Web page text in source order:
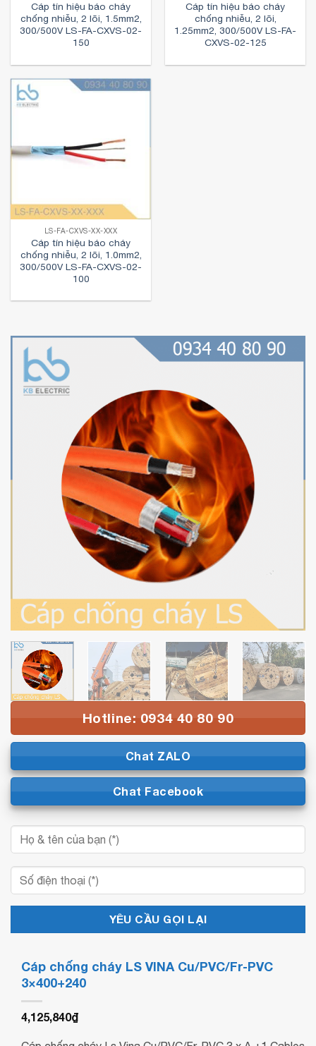
Cáp tín hiệu báo cháy
chống nhiễu, 2 lõi, 1.5mm2,
300/500V LS-FA-CXVS-02-
150
Cáp tín hiệu báo cháy
chống nhiễu, 2 lõi,
1.25mm2, 300/500V LS-FA-
CXVS-02-125
LS-FA-CXVS-XX-XXX
Cáp tín hiệu báo cháy
chống nhiễu, 2 lõi, 1.0mm2,
300/500V LS-FA-CXVS-02-
100
Hotline: 0934 40 80 90
Chat ZALO
Chat Facebook
Cáp chống cháy LS VINA Cu/PVC/Fr-PVC
3×400+240
4,125,840₫